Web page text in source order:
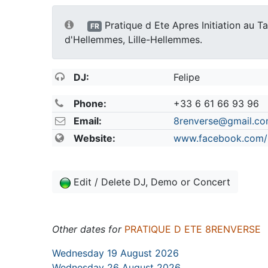
FR
Pratique d Ete Apres Initiation au
d'Hellemmes, Lille-Hellemmes.
DJ: Felipe
Phone:
+33 6 61 66 93 96
Email:
Website:
Edit / Delete DJ, Demo or Concert
Other dates for PRATIQUE D ETE 8RENVERSE
Wednesday 19 August 2026